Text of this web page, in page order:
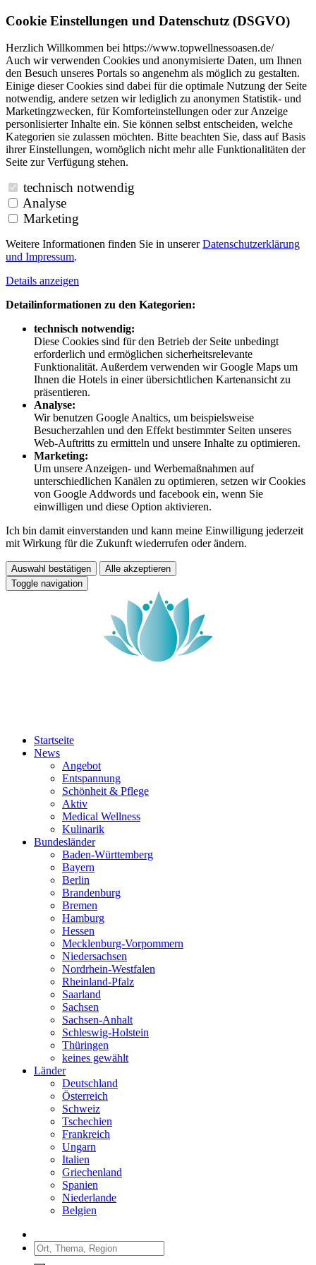
Cookie Einstellungen und Datenschutz (DSGVO)
Herzlich Willkommen bei https://www.topwellnessoasen.de/
Auch wir verwenden Cookies und anonymisierte Daten, um Ihnen
den Besuch unseres Portals so angenehm als möglich zu gestalten.
Einige dieser Cookies sind dabei für die optimale Nutzung der Seite
notwendig, andere setzen wir lediglich zu anonymen Statistik- und
Marketingzwecken, für Komforteinstellungen oder zur Anzeige
personlisierter Inhalte ein. Sie können selbst entscheiden, welche
Kategorien sie zulassen möchten. Bitte beachten Sie, dass auf Basis
ihrer Einstellungen, womöglich nicht mehr alle Funktionalitäten der
Seite zur Verfügung stehen.
technisch notwendig
Analyse
Marketing
Weitere Informationen finden Sie in unsererDatenschutzerklärung
und Impressum.
Details anzeigen
Detailinformationen zu den Kategorien:
technisch notwendig:
Diese Cookies sind für den Betrieb der Seite unbedingt
erforderlich und ermöglichen sicherheitsrelevante
Funktionalität. Außerdem verwenden wir Google Maps um
Ihnen die Hotels in einer übersichtlichen Kartenansicht zu
präsentieren.
Analyse:
Wir benutzen Google Analtics, um beispielsweise
Besucherzahlen und den Effekt bestimmter Seiten unseres
Web-Auftritts zu ermitteln und unsere Inhalte zu optimieren.
Marketing:
Um unsere Anzeigen- und Werbemaßnahmen auf
unterschiedlichen Kanälen zu optimieren, setzen wir Cookies
von Google Addwords und facebook ein, wenn Sie
einwilligen und diese Option aktivieren.
Ich bin damit einverstanden und kann meine Einwilligung jederzeit
mit Wirkung für die Zukunft wiederrufen oder ändern.
Auswahl bestätigen
Alle akzeptieren
Toggle navigation
Startseite
News
Angebot
Entspannung
Schönheit & Pflege
Aktiv
Medical Wellness
Kulinarik
Bundesländer
Baden-Württemberg
Bayern
Berlin
Brandenburg
Bremen
Hamburg
Hessen
Mecklenburg-Vorpommern
Niedersachsen
Nordrhein-Westfalen
Rheinland-Pfalz
Saarland
Sachsen
Sachsen-Anhalt
Schleswig-Holstein
Thüringen
keines gewählt
Länder
Deutschland
Österreich
Schweiz
Tschechien
Frankreich
Ungarn
Italien
Griechenland
Spanien
Niederlande
Belgien